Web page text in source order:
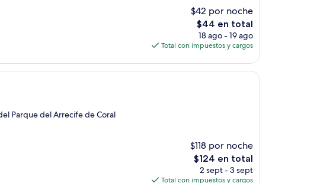
$42 por noche
El
precio
actual
de
$44 en total
18 ago - 19 ago
Total con impuestos y cargos
Parque del Arrecife de Coral
$118 por noche
El
precio
actual
$124 en total
2 sept - 3 sept
Total con impuestos y cargos